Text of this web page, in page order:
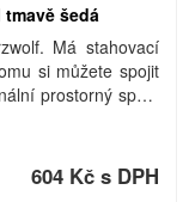
tmavě šedá
Má stahovací
si můžete spojit
prostorný spací
g. Materiál: 100%
podšívka 190T
604 Kč s DPH